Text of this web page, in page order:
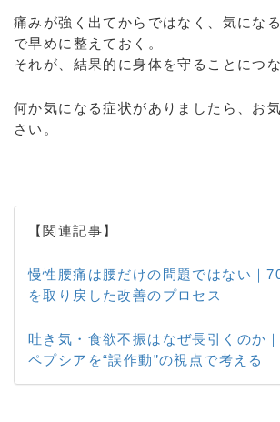
痛みが強く出てからではなく、気にな
で早めに整えておく。
それが、結果的に身体を守ることにつ
何か気になる症状がありましたら、お
さい。
【関連記事】
慢性腰痛は腰だけの問題ではない｜
を取り戻した改善のプロセス
吐き気・食欲不振はなぜ長引くのか
ペプシアを“誤作動”の視点で考える